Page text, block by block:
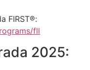
FIRST®:
fll
2025: